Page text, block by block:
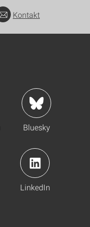
Kontakt
Bluesky
LinkedIn